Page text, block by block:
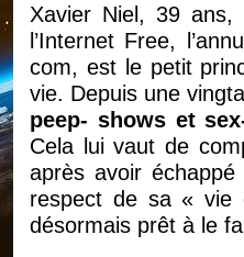
Xavier Niel, 39 ans,
l’Internet Free,
com, est le petit
vie. Depuis une
peep- shows et
Cela lui vaut de
après avoir
respect de sa « vie
désormais prêt à le